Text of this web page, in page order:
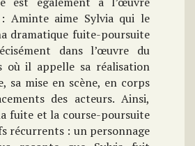
: Aminte aime Sylvia qui le
dramatique fuite-poursuite
dans l’œuvre du
où il appelle sa réalisation
sa mise en scène, en corps
des acteurs. Ainsi,
fuite et la course-poursuite
récurrents : un personnage